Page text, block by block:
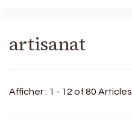
artisanat
Afficher : 1 - 12 of 80 Articles